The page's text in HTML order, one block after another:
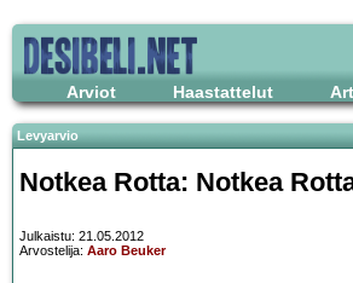
Arviot Haastattelut
Levyarvio
Notkea Rotta: Notkea
Julkaistu: 21.05.2012
Arvostelija: Aaro Beuker